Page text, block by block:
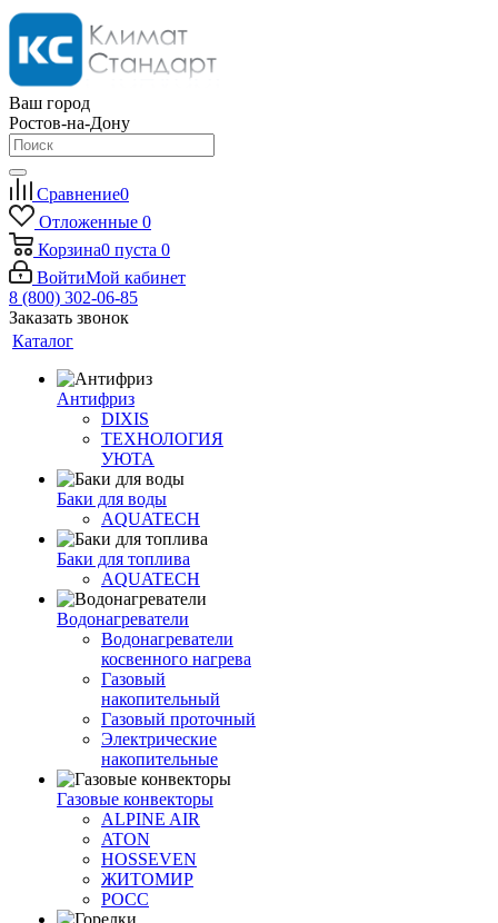
Ваш город
Ростов-на-Дону
Сравнение0
Отложенные 0
Корзина0 пуста 0
ВойтиМой кабинет
8 (800) 302-06-85
Заказать звонок
Каталог
Антифриз
DIXIS
ТЕХНОЛОГИЯ
УЮТА
Баки для воды
AQUATECH
Баки для топлива
AQUATECH
Водонагреватели
Водонагреватели
косвенного нагрева
Газовый
накопительный
Газовый проточный
Электрические
накопительные
Газовые конвекторы
ALPINE AIR
ATON
HOSSEVEN
ЖИТОМИР
РОСС